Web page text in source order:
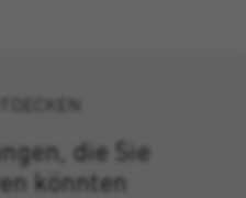
die Sie
könnten